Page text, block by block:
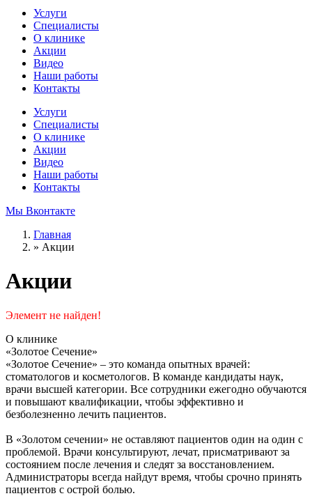
Услуги
Специалисты
О клинике
Акции
Видео
Наши работы
Контакты
Услуги
Специалисты
О клинике
Акции
Видео
Наши работы
Контакты
Мы Вконтакте
Главная
» Акции
Акции
Элемент не найден!
О клинике
«Золотое Сечение»
«Золотое Сечение» – это команда опытных врачей:
стоматологов и косметологов. В команде кандидаты наук,
врачи высшей категории. Все сотрудники ежегодно обучаются
и повышают квалификации, чтобы эффективно и
безболезненно лечить пациентов.
В «Золотом сечении» не оставляют пациентов один на один с
проблемой. Врачи консультируют, лечат, присматривают за
состоянием после лечения и следят за восстановлением.
Администраторы всегда найдут время, чтобы срочно принять
пациентов с острой болью.